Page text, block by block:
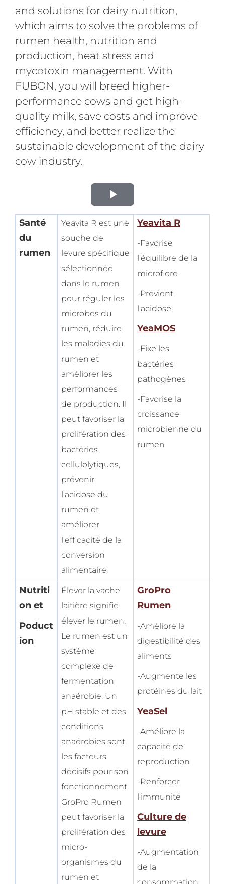
and solutions for dairy nutrition,
which aims to solve the problems of
rumen health, nutrition and
production, heat stress and
mycotoxin management. With
FUBON, you will breed higher-
performance cows and get high-
quality milk, save costs and improve
efficiency, and better realize the
sustainable development of the dairy
cow industry.
Play
Video
Santé
du
rumen
Yeavita R est une
souche de
levure spécifique
sélectionnée
dans le rumen
pour réguler les
microbes du
rumen, réduire
les maladies du
rumen et
améliorer les
performances
de production. Il
peut favoriser la
prolifération des
bactéries
cellulolytiques,
prévenir
l'acidose du
rumen et
améliorer
l'efficacité de la
conversion
alimentaire.
Yeavita R
-Favorise
l'équilibre de la
microflore
-Prévient
l'acidose
YeaMOS
-Fixe les
bactéries
pathogènes
-Favorise la
croissance
microbienne du
rumen
Nutriti
on et
Poduct
ion
Élever la vache
laitière signifie
élever le rumen.
Le rumen est un
système
complexe de
fermentation
anaérobie. Un
pH stable et des
conditions
anaérobies sont
les facteurs
décisifs pour son
fonctionnement.
GroPro Rumen
peut favoriser la
prolifération des
micro-
organismes du
rumen et
GroPro
Rumen
-Améliore la
digestibilité des
aliments
-Augmente les
protéines du lait
YeaSel
-Améliore la
capacité de
reproduction
-Renforcer
l'immunité
Culture de
levure
-Augmentation
de la